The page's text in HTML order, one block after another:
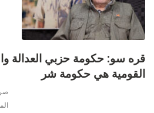
قره سو: حكومة حزبي العدالة
القومية هي حكومة شر